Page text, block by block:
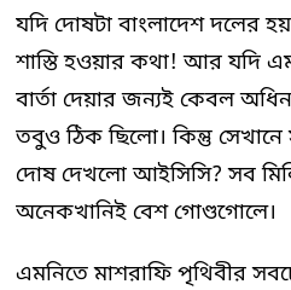
যদি দোষটা বাংলাদেশ দলের
শাস্তি হওয়ার কথা! আর যদি
বার্তা দেয়ার জন্যই কেবল
তবুও ঠিক ছিলো। কিন্তু
দোষ দেখলো আইসিসি? সব
অনেকখানিই বেশ গোণ্ডগোলে।
এমনিতে মাশরাফি পৃথিবীর